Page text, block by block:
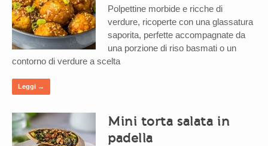
Polpettine morbide e ricche di
verdure, ricoperte con una glassatura
saporita, perfette accompagnate da
una porzione di riso basmati o un
contorno di verdure a scelta
Leggi →
Mini torta salata in
padella